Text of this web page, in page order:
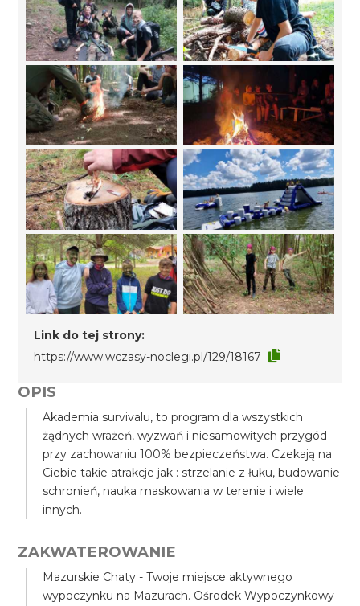
Link do tej strony:
https://www.wczasy-noclegi.pl/129/18167
OPIS
Akademia survivalu, to program dla wszystkich
żądnych wrażeń, wyzwań i niesamowitych przygód
przy zachowaniu 100% bezpieczeństwa. Czekają na
Ciebie takie atrakcje jak : strzelanie z łuku, budowanie
schronień, nauka maskowania w terenie i wiele
innych.
ZAKWATEROWANIE
Mazurskie Chaty - Twoje miejsce aktywnego
wypoczynku na Mazurach. Ośrodek Wypoczynkowy